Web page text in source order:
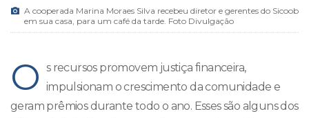
A cooperada Marina Moraes Silva recebeu diretor e gerentes do Sicoob
em sua casa, para um café da tarde. Foto Divulgação
O s recursos promovem justiça financeira,
impulsionam o crescimento da comunidade e
geram prêmios durante todo o ano. Esses são alguns dos